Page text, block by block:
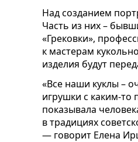
Над созданием
Часть из них –
«Грековки»,
к мастерам
изделия будут
«Все наши куклы –
игрушки с каким-то
показывала
в традициях
— говорит Елена